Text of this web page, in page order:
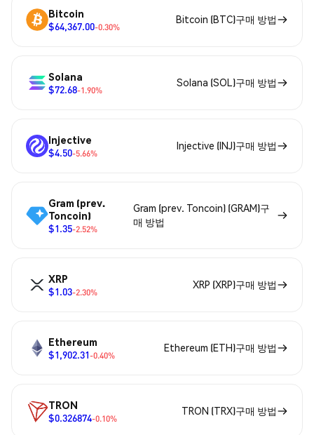
Bitcoin
$64,367.00-0.30%
Bitcoin (BTC)구매 방법
Solana
$72.68-1.90%
Solana (SOL)구매 방법
Injective
$4.50-5.66%
Injective (INJ)구매 방법
Gram (prev.
Toncoin)
$1.35-2.52%
Gram (prev. Toncoin) (GRAM)구
매 방법
XRP
$1.03-2.30%
XRP (XRP)구매 방법
Ethereum
$1,902.31-0.40%
Ethereum (ETH)구매 방법
TRON
$0.326874-0.10%
TRON (TRX)구매 방법